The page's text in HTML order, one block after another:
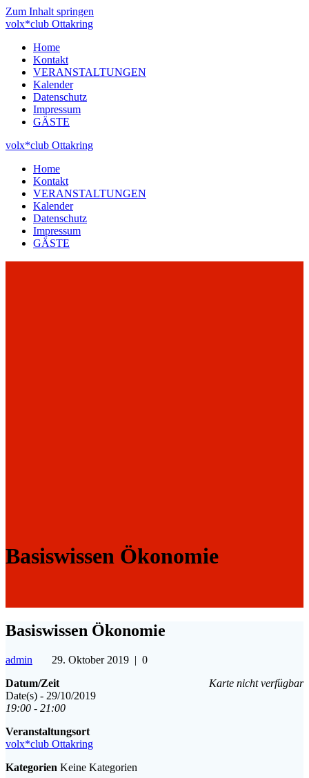
Zum Inhalt springen
volx*club Ottakring
Home
Kontakt
VERANSTALTUNGEN
Kalender
Datenschutz
Impressum
GÄSTE
volx*club Ottakring
Home
Kontakt
VERANSTALTUNGEN
Kalender
Datenschutz
Impressum
GÄSTE
Basiswissen Ökonomie
Basiswissen Ökonomie
admin 29. Oktober 2019 | 0
Karte nicht verfügbar
Datum/Zeit
Date(s) - 29/10/2019
19:00 - 21:00
Veranstaltungsort
volx*club Ottakring
Kategorien Keine Kategorien